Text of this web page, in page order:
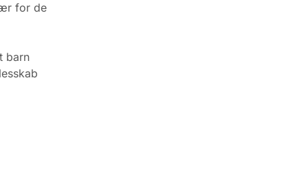
for de
barn